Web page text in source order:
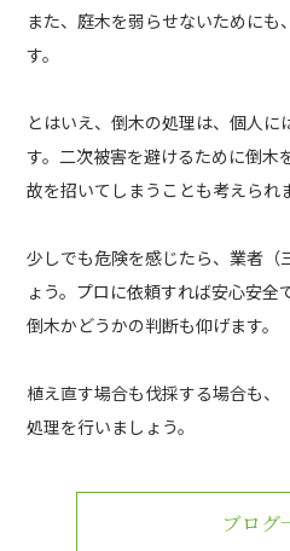
また、庭木を弱らせないためにも
す。
とはいえ、倒木の処理は、個人に
す。二次被害を避けるために倒木
故を招いてしまうことも考えられ
少しでも危険を感じたら、業者（
ょう。プロに依頼すれば安心安全
倒木かどうかの判断も仰げます。
植え直す場合も伐採する場合も、
処理を行いましょう。
ブログ